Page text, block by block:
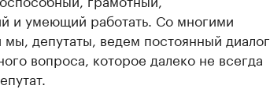
и умеющий работать. Со многими
депутаты, ведем постоянный диалог
вопроса, которое далеко не всегда